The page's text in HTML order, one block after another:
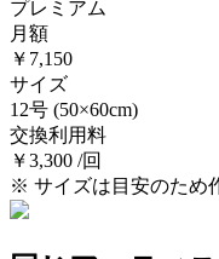
プレミアム
月額
￥7,150
サイズ
12号 (50×60cm)
交換利用料
￥3,300 /回
※ サイズは目安のため